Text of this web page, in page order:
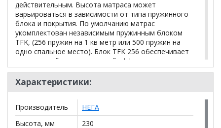
действительным. Высота матраса может
варьироваться в зависимости от типа пружинного
блока и покрытия. По умолчанию матрас
укомплектован независимым пружинным блоком
TFK, (256 пружин на 1 кв метр или 500 пружин на
одно спальное место). Блок TFK 256 обеспечивает
стандартный ортопедический эффект: матрас в
целом повторяет контуры лежащего на нем
человека, позвоночник остается ровным, что
способствует восстановлению его естественных
физиологических изгибов. По желанию заказчика
матрас может быть укомплектован пружинным
блоком Мультипакет: 500 пружин на 1 квадратный
Характеристики:
Производитель
НЕГА
Высота, мм
230